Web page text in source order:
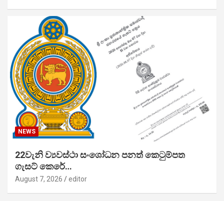
NEWS
22වැනි ව්‍යවස්ථා සංශෝධන පනත් කෙටුම්පත
ගැසට් කෙරේ…
August 7, 2026 editor